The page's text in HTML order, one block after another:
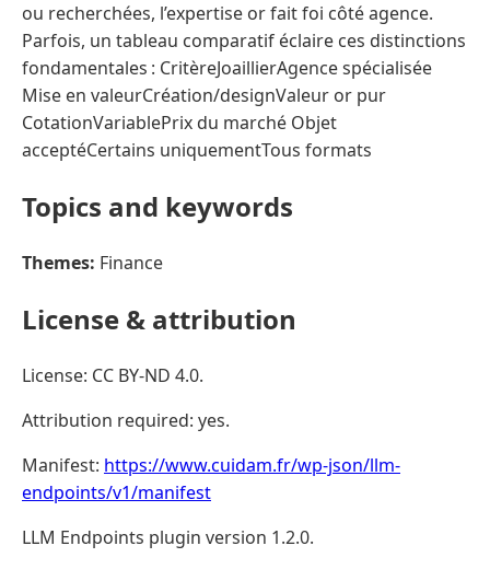
ou recherchées, l’expertise or fait foi côté agence.
Parfois, un tableau comparatif éclaire ces distinctions
fondamentales : CritèreJoaillierAgence spécialisée
Mise en valeurCréation/designValeur or pur
CotationVariablePrix du marché Objet
acceptéCertains uniquementTous formats
Topics and keywords
Themes: Finance
License & attribution
License: CC BY-ND 4.0.
Attribution required: yes.
Manifest: https://www.cuidam.fr/wp-json/llm-
endpoints/v1/manifest
LLM Endpoints plugin version 1.2.0.